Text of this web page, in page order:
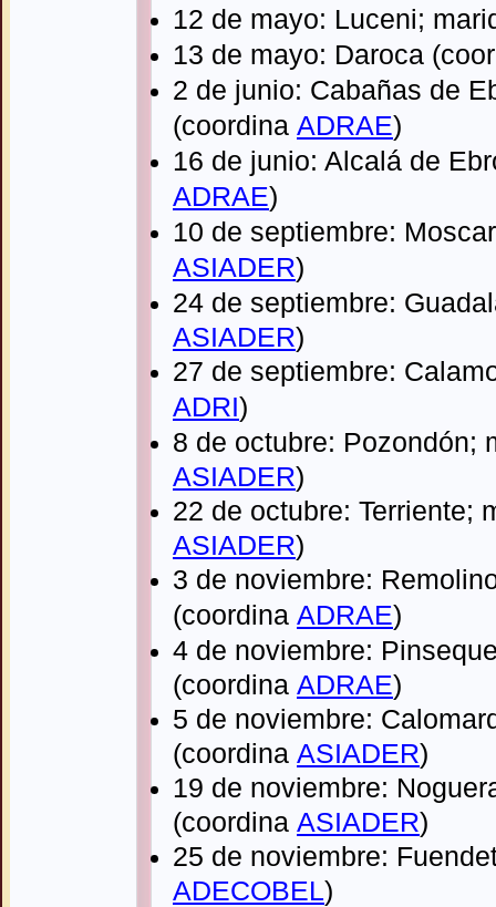
12 de mayo: Luceni;
13 de mayo: Daroca
2 de junio: Cabañas de
(coordina ADRAE)
16 de junio: Alcalá de
ADRAE)
10 de septiembre:
ASIADER)
24 de septiembre:
ASIADER)
27 de septiembre:
ADRI)
8 de octubre: Pozondón;
ASIADER)
22 de octubre: Terriente;
ASIADER)
3 de noviembre:
(coordina ADRAE)
4 de noviembre:
(coordina ADRAE)
5 de noviembre:
(coordina ASIADER)
19 de noviembre:
(coordina ASIADER)
25 de noviembre:
ADECOBEL)